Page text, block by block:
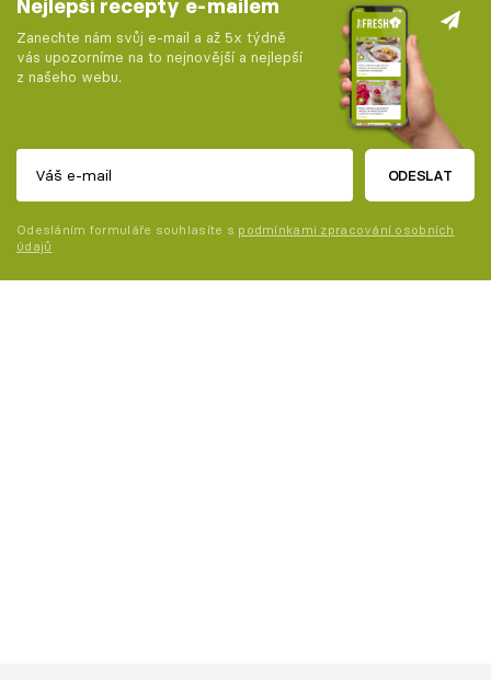
Nejlepší recepty e-mailem
Zanechte nám svůj e-mail a až 5x týdně
vás upozorníme na to nejnovější a nejlepší
z našeho webu.
ODESLAT
Odesláním formuláře souhlasíte s podmínkami zpracování osobních
údajů